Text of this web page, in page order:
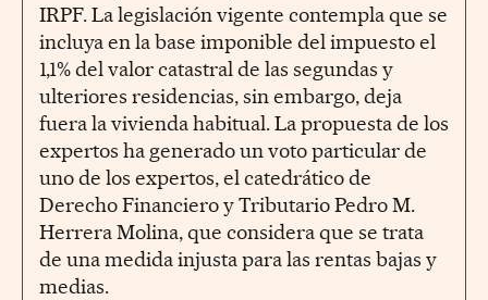
IRPF. La legislación vigente contempla que se
incluya en la base imponible del impuesto el
1,1% del valor catastral de las segundas y
ulteriores residencias, sin embargo, deja
fuera la vivienda habitual. La propuesta de los
expertos ha generado un voto particular de
uno de los expertos, el catedrático de
Derecho Financiero y Tributario Pedro M.
Herrera Molina, que considera que se trata
de una medida injusta para las rentas bajas y
medias.